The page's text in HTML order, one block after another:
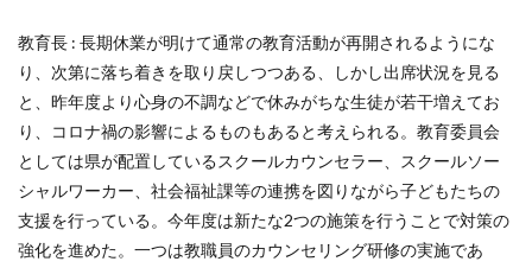
教育長 : 長期休業が明けて通常の教育活動が再開されるようにな
り、次第に落ち着きを取り戻しつつある、しかし出席状況を見る
と、昨年度より心身の不調などで休みがちな生徒が若干増えてお
り、コロナ禍の影響によるものもあると考えられる。教育委員会
としては県が配置しているスクールカウンセラー、スクールソー
シャルワーカー、社会福祉課等の連携を図りながら子どもたちの
支援を行っている。今年度は新たな2つの施策を行うことで対策の
強化を進めた。一つは教職員のカウンセリング研修の実施であ